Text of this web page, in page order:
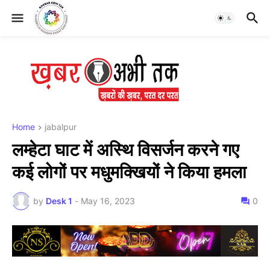
Home jabalpur
लम्हेटा घाट में अस्थि विसर्जन करने गए
कई लोगों पर मधुमक्खियों ने किया हमला
by Desk 1 - May 16, 2023 0